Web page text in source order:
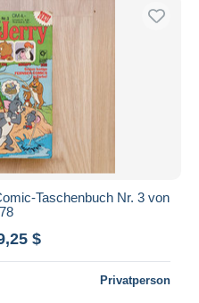
Taschenbuch Nr. 3 von
$
Privatperson